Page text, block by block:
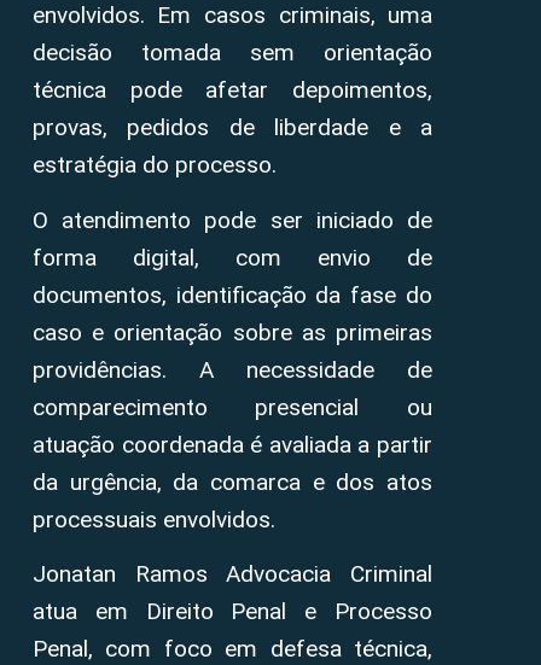
envolvidos. Em casos criminais, uma
decisão tomada sem orientação
técnica pode afetar depoimentos,
provas, pedidos de liberdade e a
estratégia do processo.
O atendimento pode ser iniciado de
forma digital, com envio de
documentos, identificação da fase do
caso e orientação sobre as primeiras
providências. A necessidade de
comparecimento presencial ou
atuação coordenada é avaliada a partir
da urgência, da comarca e dos atos
processuais envolvidos.
Jonatan Ramos Advocacia Criminal
atua em Direito Penal e Processo
Penal, com foco em defesa técnica,